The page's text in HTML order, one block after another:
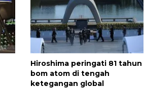
Hiroshima peringati 81 tahun
bom atom di tengah
ketegangan global